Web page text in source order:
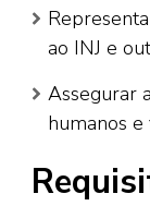
ao INJ e
Assegurar
humanos